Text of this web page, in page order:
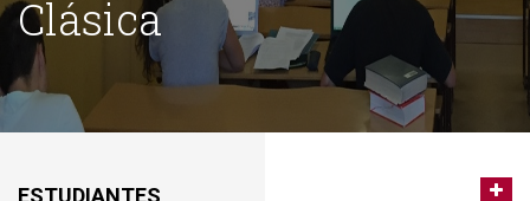
Clásica
ESTUDIANTES